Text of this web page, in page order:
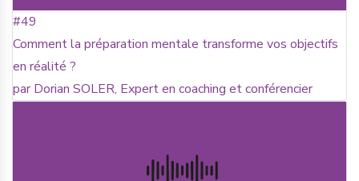
#49
Comment la préparation mentale transforme vos objectifs
en réalité ?
par Dorian SOLER, Expert en coaching et conférencier